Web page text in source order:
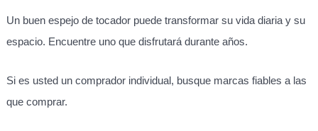
Un buen espejo de tocador puede transformar su vida diaria y su
espacio. Encuentre uno que disfrutará durante años.
Si es usted un comprador individual, busque marcas fiables a las
que comprar.